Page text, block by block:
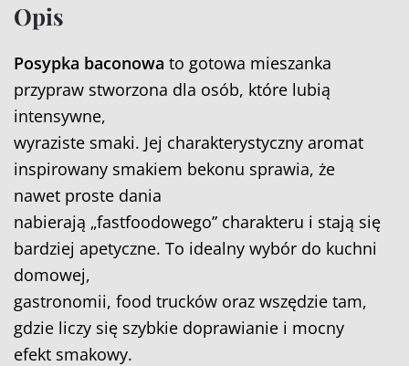
Opis
Posypka baconowa to gotowa mieszanka
przypraw stworzona dla osób, które lubią
intensywne,
wyraziste smaki. Jej charakterystyczny aromat
inspirowany smakiem bekonu sprawia, że
nawet proste dania
nabierają „fastfoodowego” charakteru i stają się
bardziej apetyczne. To idealny wybór do kuchni
domowej,
gastronomii, food trucków oraz wszędzie tam,
gdzie liczy się szybkie doprawianie i mocny
efekt smakowy.